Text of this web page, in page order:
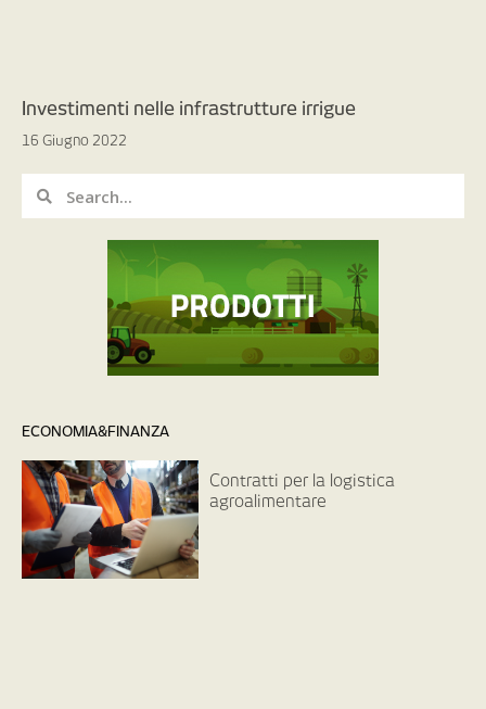
Investimenti nelle infrastrutture irrigue
16 Giugno 2022
ECONOMIA&FINANZA
Contratti per la logistica
agroalimentare